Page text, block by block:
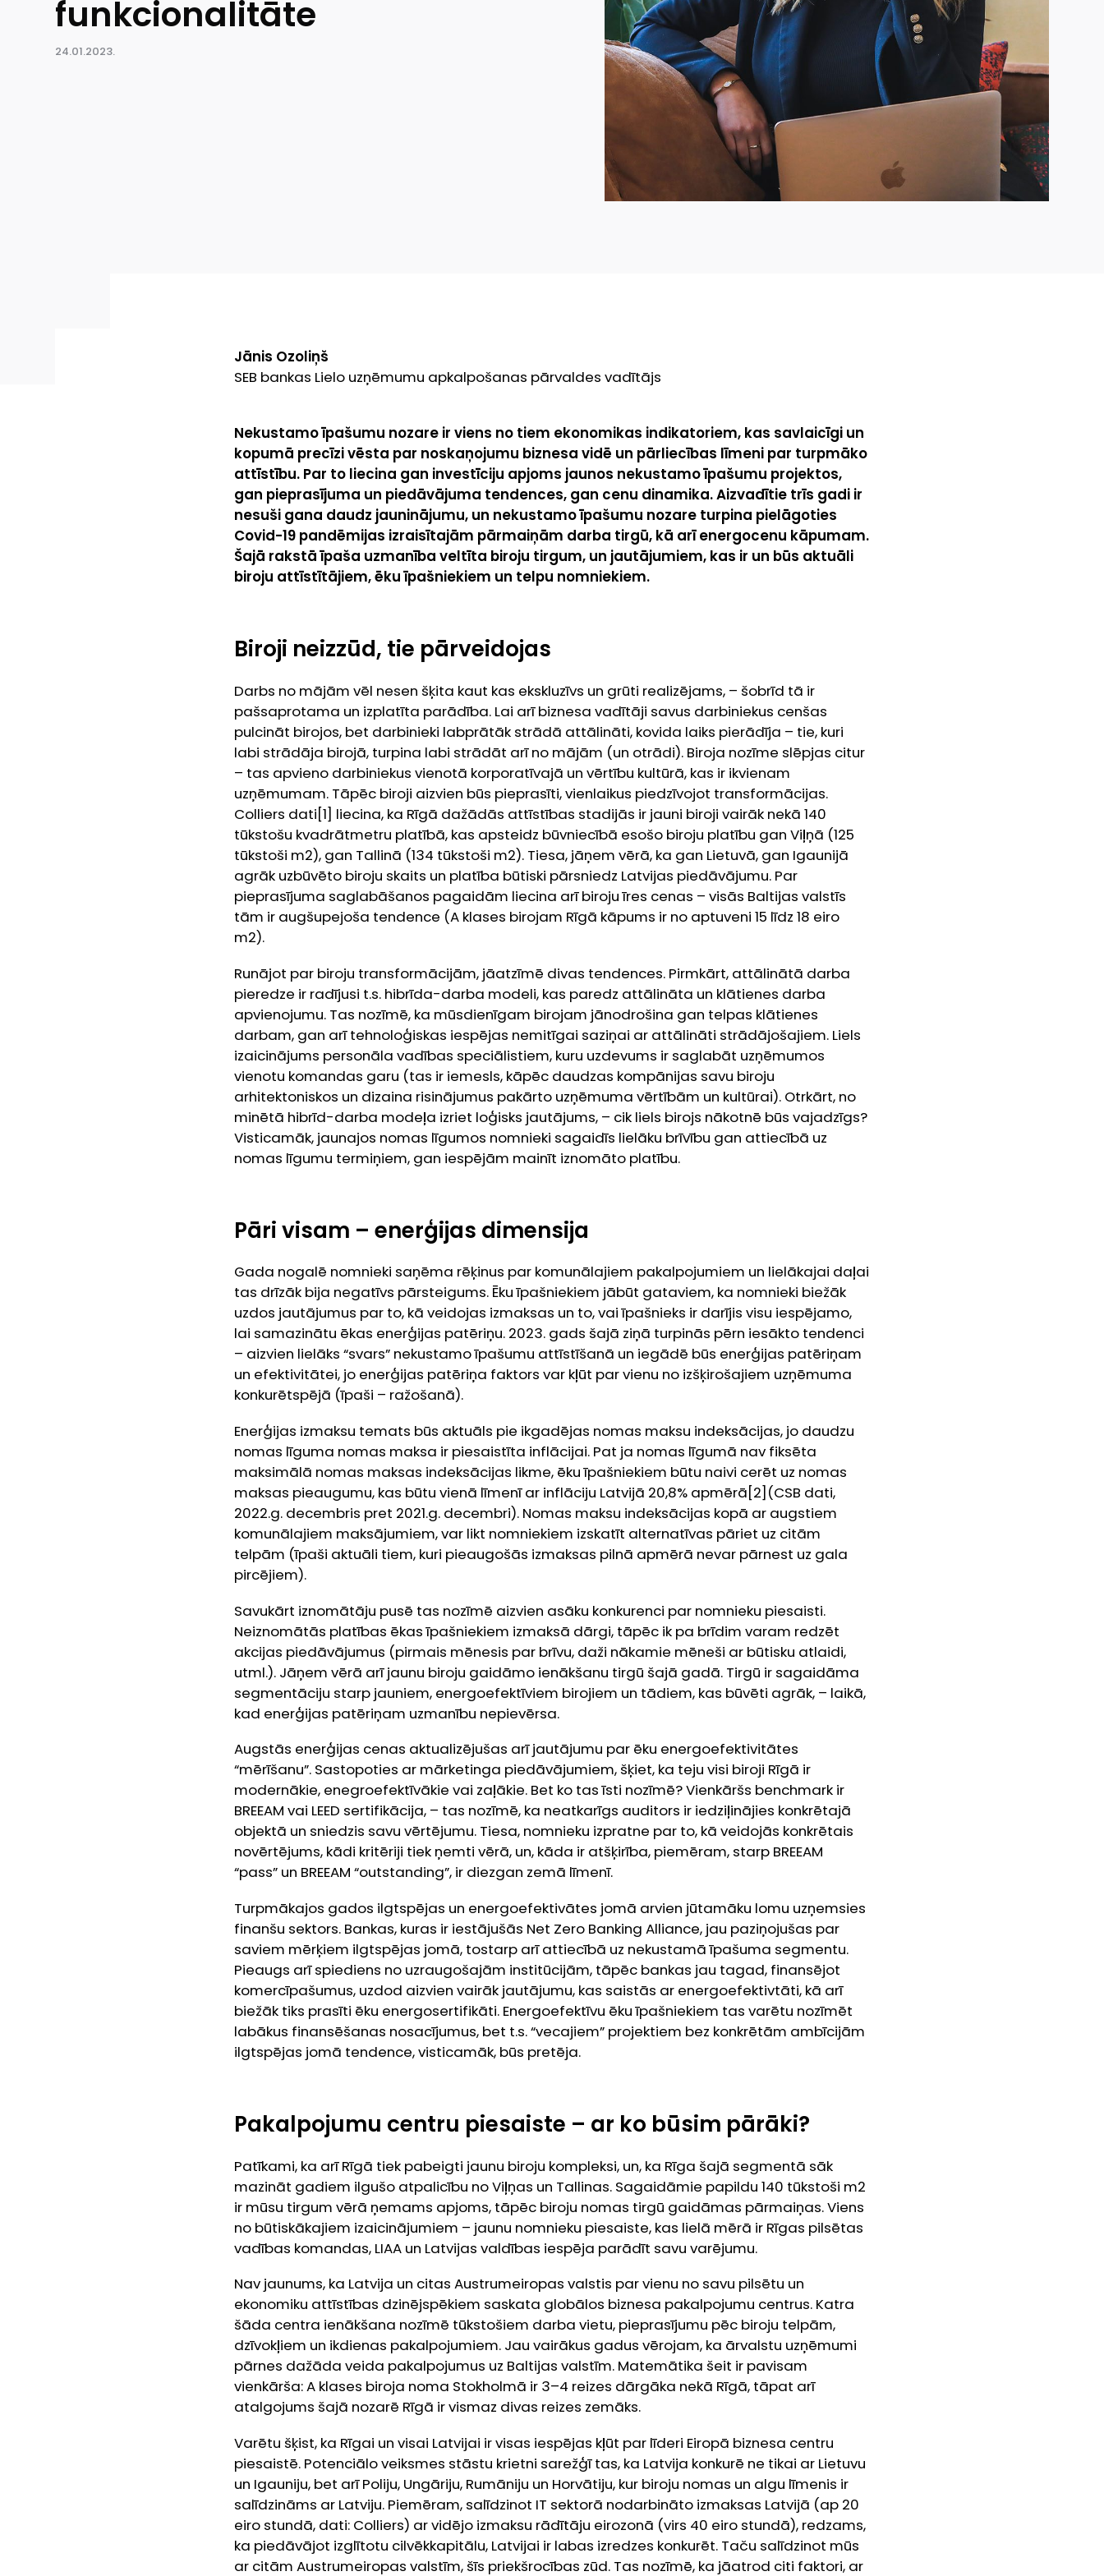
funkcionalitāte
24.01.2023.
Jānis Ozoliņš
SEB bankas Lielo uzņēmumu apkalpošanas pārvaldes vadītājs
Nekustamo īpašumu nozare ir viens no tiem ekonomikas indikatoriem, kas savlaicīgi un
kopumā precīzi vēsta par noskaņojumu biznesa vidē un pārliecības līmeni par turpmāko
attīstību. Par to liecina gan investīciju apjoms jaunos nekustamo īpašumu projektos,
gan pieprasījuma un piedāvājuma tendences, gan cenu dinamika. Aizvadītie trīs gadi ir
nesuši gana daudz jauninājumu, un nekustamo īpašumu nozare turpina pielāgoties
Covid-19 pandēmijas izraisītajām pārmaiņām darba tirgū, kā arī energocenu kāpumam.
Šajā rakstā īpaša uzmanība veltīta biroju tirgum, un jautājumiem, kas ir un būs aktuāli
biroju attīstītājiem, ēku īpašniekiem un telpu nomniekiem.
Biroji neizzūd, tie pārveidojas
Darbs no mājām vēl nesen šķita kaut kas ekskluzīvs un grūti realizējams, – šobrīd tā ir
pašsaprotama un izplatīta parādība. Lai arī biznesa vadītāji savus darbiniekus cenšas
pulcināt birojos, bet darbinieki labprātāk strādā attālināti, kovida laiks pierādīja – tie, kuri
labi strādāja birojā, turpina labi strādāt arī no mājām (un otrādi). Biroja nozīme slēpjas citur
– tas apvieno darbiniekus vienotā korporatīvajā un vērtību kultūrā, kas ir ikvienam
uzņēmumam. Tāpēc biroji aizvien būs pieprasīti, vienlaikus piedzīvojot transformācijas.
Colliers dati[1] liecina, ka Rīgā dažādās attīstības stadijās ir jauni biroji vairāk nekā 140
tūkstošu kvadrātmetru platībā, kas apsteidz būvniecībā esošo biroju platību gan Viļņā (125
tūkstoši m2), gan Tallinā (134 tūkstoši m2). Tiesa, jāņem vērā, ka gan Lietuvā, gan Igaunijā
agrāk uzbūvēto biroju skaits un platība būtiski pārsniedz Latvijas piedāvājumu. Par
pieprasījuma saglabāšanos pagaidām liecina arī biroju īres cenas – visās Baltijas valstīs
tām ir augšupejoša tendence (A klases birojam Rīgā kāpums ir no aptuveni 15 līdz 18 eiro
m2).
Runājot par biroju transformācijām, jāatzīmē divas tendences. Pirmkārt, attālinātā darba
pieredze ir radījusi t.s. hibrīda-darba modeli, kas paredz attālināta un klātienes darba
apvienojumu. Tas nozīmē, ka mūsdienīgam birojam jānodrošina gan telpas klātienes
darbam, gan arī tehnoloģiskas iespējas nemitīgai saziņai ar attālināti strādājošajiem. Liels
izaicinājums personāla vadības speciālistiem, kuru uzdevums ir saglabāt uzņēmumos
vienotu komandas garu (tas ir iemesls, kāpēc daudzas kompānijas savu biroju
arhitektoniskos un dizaina risinājumus pakārto uzņēmuma vērtībām un kultūrai). Otrkārt, no
minētā hibrīd-darba modeļa izriet loģisks jautājums, – cik liels birojs nākotnē būs vajadzīgs?
Visticamāk, jaunajos nomas līgumos nomnieki sagaidīs lielāku brīvību gan attiecībā uz
nomas līgumu termiņiem, gan iespējām mainīt iznomāto platību.
Pāri visam – enerģijas dimensija
Gada nogalē nomnieki saņēma rēķinus par komunālajiem pakalpojumiem un lielākajai daļai
tas drīzāk bija negatīvs pārsteigums. Ēku īpašniekiem jābūt gataviem, ka nomnieki biežāk
uzdos jautājumus par to, kā veidojas izmaksas un to, vai īpašnieks ir darījis visu iespējamo,
lai samazinātu ēkas enerģijas patēriņu. 2023. gads šajā ziņā turpinās pērn iesākto tendenci
– aizvien lielāks “svars” nekustamo īpašumu attīstīšanā un iegādē būs enerģijas patēriņam
un efektivitātei, jo enerģijas patēriņa faktors var kļūt par vienu no izšķirošajiem uzņēmuma
konkurētspējā (īpaši – ražošanā).
Enerģijas izmaksu temats būs aktuāls pie ikgadējas nomas maksu indeksācijas, jo daudzu
nomas līguma nomas maksa ir piesaistīta inflācijai. Pat ja nomas līgumā nav fiksēta
maksimālā nomas maksas indeksācijas likme, ēku īpašniekiem būtu naivi cerēt uz nomas
maksas pieaugumu, kas būtu vienā līmenī ar inflāciju Latvijā 20,8% apmērā[2](CSB dati,
2022.g. decembris pret 2021.g. decembri). Nomas maksu indeksācijas kopā ar augstiem
komunālajiem maksājumiem, var likt nomniekiem izskatīt alternatīvas pāriet uz citām
telpām (īpaši aktuāli tiem, kuri pieaugošās izmaksas pilnā apmērā nevar pārnest uz gala
pircējiem).
Savukārt iznomātāju pusē tas nozīmē aizvien asāku konkurenci par nomnieku piesaisti.
Neiznomātās platības ēkas īpašniekiem izmaksā dārgi, tāpēc ik pa brīdim varam redzēt
akcijas piedāvājumus (pirmais mēnesis par brīvu, daži nākamie mēneši ar būtisku atlaidi,
utml.). Jāņem vērā arī jaunu biroju gaidāmo ienākšanu tirgū šajā gadā. Tirgū ir sagaidāma
segmentāciju starp jauniem, energoefektīviem birojiem un tādiem, kas būvēti agrāk, – laikā,
kad enerģijas patēriņam uzmanību nepievērsa.
Augstās enerģijas cenas aktualizējušas arī jautājumu par ēku energoefektivitātes
“mērīšanu”. Sastopoties ar mārketinga piedāvājumiem, šķiet, ka teju visi biroji Rīgā ir
modernākie, enegroefektīvākie vai zaļākie. Bet ko tas īsti nozīmē? Vienkāršs benchmark ir
BREEAM vai LEED sertifikācija, – tas nozīmē, ka neatkarīgs auditors ir iedziļinājies konkrētajā
objektā un sniedzis savu vērtējumu. Tiesa, nomnieku izpratne par to, kā veidojās konkrētais
novērtējums, kādi kritēriji tiek ņemti vērā, un, kāda ir atšķirība, piemēram, starp BREEAM
“pass” un BREEAM “outstanding”, ir diezgan zemā līmenī.
Turpmākajos gados ilgtspējas un energoefektivātes jomā arvien jūtamāku lomu uzņemsies
finanšu sektors. Bankas, kuras ir iestājušās Net Zero Banking Alliance, jau paziņojušas par
saviem mērķiem ilgtspējas jomā, tostarp arī attiecībā uz nekustamā īpašuma segmentu.
Pieaugs arī spiediens no uzraugošajām institūcijām, tāpēc bankas jau tagad, finansējot
komercīpašumus, uzdod aizvien vairāk jautājumu, kas saistās ar energoefektivtāti, kā arī
biežāk tiks prasīti ēku energosertifikāti. Energoefektīvu ēku īpašniekiem tas varētu nozīmēt
labākus finansēšanas nosacījumus, bet t.s. “vecajiem” projektiem bez konkrētām ambīcijām
ilgtspējas jomā tendence, visticamāk, būs pretēja.
Pakalpojumu centru piesaiste – ar ko būsim pārāki?
Patīkami, ka arī Rīgā tiek pabeigti jaunu biroju kompleksi, un, ka Rīga šajā segmentā sāk
mazināt gadiem ilgušo atpalicību no Viļņas un Tallinas. Sagaidāmie papildu 140 tūkstoši m2
ir mūsu tirgum vērā ņemams apjoms, tāpēc biroju nomas tirgū gaidāmas pārmaiņas. Viens
no būtiskākajiem izaicinājumiem – jaunu nomnieku piesaiste, kas lielā mērā ir Rīgas pilsētas
vadības komandas, LIAA un Latvijas valdības iespēja parādīt savu varējumu.
Nav jaunums, ka Latvija un citas Austrumeiropas valstis par vienu no savu pilsētu un
ekonomiku attīstības dzinējspēkiem saskata globālos biznesa pakalpojumu centrus. Katra
šāda centra ienākšana nozīmē tūkstošiem darba vietu, pieprasījumu pēc biroju telpām,
dzīvokļiem un ikdienas pakalpojumiem. Jau vairākus gadus vērojam, ka ārvalstu uzņēmumi
pārnes dažāda veida pakalpojumus uz Baltijas valstīm. Matemātika šeit ir pavisam
vienkārša: A klases biroja noma Stokholmā ir 3–4 reizes dārgāka nekā Rīgā, tāpat arī
atalgojums šajā nozarē Rīgā ir vismaz divas reizes zemāks.
Varētu šķist, ka Rīgai un visai Latvijai ir visas iespējas kļūt par līderi Eiropā biznesa centru
piesaistē. Potenciālo veiksmes stāstu krietni sarežģī tas, ka Latvija konkurē ne tikai ar Lietuvu
un Igauniju, bet arī Poliju, Ungāriju, Rumāniju un Horvātiju, kur biroju nomas un algu līmenis ir
salīdzināms ar Latviju. Piemēram, salīdzinot IT sektorā nodarbināto izmaksas Latvijā (ap 20
eiro stundā, dati: Colliers) ar vidējo izmaksu rādītāju eirozonā (virs 40 eiro stundā), redzams,
ka piedāvājot izglītotu cilvēkkapitālu, Latvijai ir labas izredzes konkurēt. Taču salīdzinot mūs
ar citām Austrumeiropas valstīm, šīs priekšrocības zūd. Tas nozīmē, ka jāatrod citi faktori, ar